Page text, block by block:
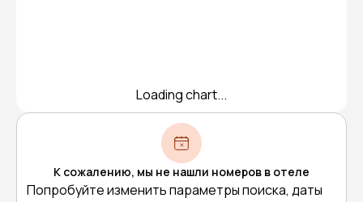
Loading chart...
К сожалению, мы не нашли номеров в отеле
Попробуйте изменить параметры поиска, даты